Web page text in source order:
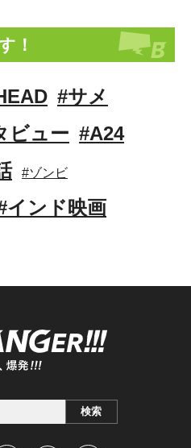
！
#サメ
ビュー #A24
#ゾンビ
インド映画